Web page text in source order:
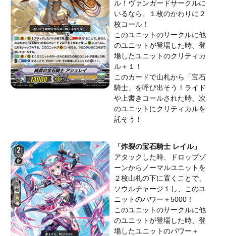
ル！ヴァンガードサークルに
いるなら、１枚のかわりに２
枚コール！
このユニットのサークルに他
のユニットが登場した時、登
場したユニットのクリティカ
ル＋１！
このカードで山札から「宝石
騎士」を呼び出そう！ライド
や上書きコールされた時、次
のユニットにクリティカルを
託そう！
「炸裂の宝石騎士 レイル」
アタックした時、ドロップゾ
ーンからノーマルユニットを
２枚山札の下に置くことで、
ソウルチャージ１し、このユ
ニットのパワー＋5000！
このユニットのサークルに他
のユニットが登場した時、登
場したユニットのパワー＋